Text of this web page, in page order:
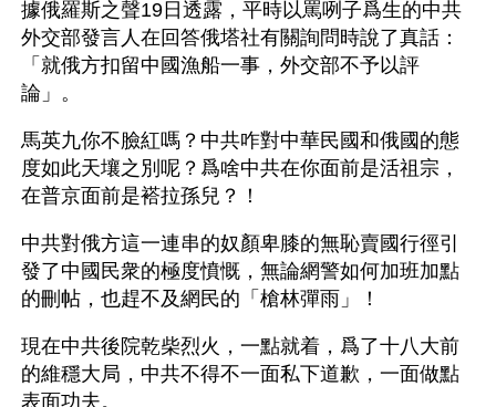
據俄羅斯之聲19日透露，平時以罵咧子爲生的中共
外交部發言人在回答俄塔社有關詢問時說了真話：
「就俄方扣留中國漁船一事，外交部不予以評
論」。
馬英九你不臉紅嗎？中共咋對中華民國和俄國的態
度如此天壤之別呢？爲啥中共在你面前是活祖宗，
在普京面前是褡拉孫兒？！
中共對俄方這一連串的奴顏卑膝的無恥賣國行徑引
發了中國民衆的極度憤慨，無論網警如何加班加點
的刪帖，也趕不及網民的「槍林彈雨」！
現在中共後院乾柴烈火，一點就着，爲了十八大前
的維穩大局，中共不得不一面私下道歉，一面做點
表面功夫。